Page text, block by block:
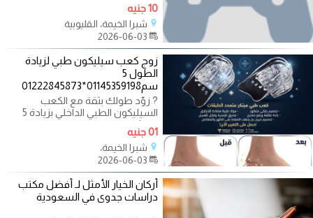
10 جنيه
شبرا الخيمة، القليوبية
زوج كعب سيليكون طبي لزيادة
الطول 5
سم01145359198*01222845873
? زوّد طولك بثقة مع الكعب
السيليكون الطبي الداخلي بزيادة 5
سم! ✨ تصميم مريح ومرن يناسب
الحذاء ويوفر
01 جنيه
شبرا الخيمة،
أركان الخيار الأمثل لـ أفضل مكتب
دراسات جدوى في السعودية